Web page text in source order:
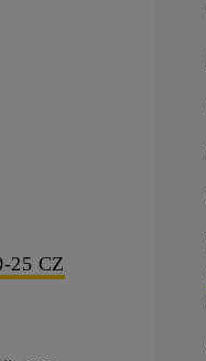
25 CZ